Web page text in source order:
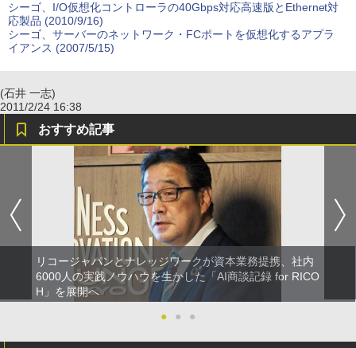
シーゴ、I/O仮想化コントローラの40Gbps対応高速版とEthernet対
応製品 (2010/9/16)
シーゴ、サーバーのネットワーク・FCポートを仮想化するアプラ
イアンス (2007/5/15)
(石井 一志)
2011/2/24 16:38
おすすめ記事
リコージャパンとナレッジワークが資本業務提携、社内
6000人の実践ノウハウを生かした「AI商談記録 for RICO
H」を展開へ
●
● ●